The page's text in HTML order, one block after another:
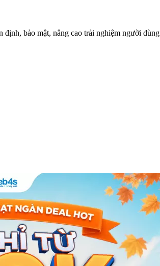
định, bảo mật, nâng cao trải nghiệm người dùng